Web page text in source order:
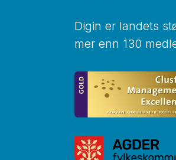
Digin er landets
mer enn 130